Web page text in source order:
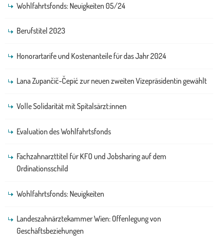
Wohlfahrtsfonds: Neuigkeiten 05/24
Berufstitel 2023
Honorartarife und Kostenanteile für das Jahr 2024
Lana Zupančič-Čepić zur neuen zweiten Vizepräsidentin gewählt
Volle Solidarität mit Spitalsärzt:innen
Evaluation des Wohlfahrtsfonds
Fachzahnarzttitel für KFO und Jobsharing auf dem
Ordinationsschild
Wohlfahrtsfonds: Neuigkeiten
Landeszahnärztekammer Wien: Offenlegung von
Geschäftsbeziehungen